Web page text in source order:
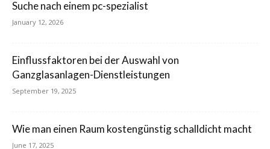
Suche nach einem pc-spezialist
January 12, 2026
Einflussfaktoren bei der Auswahl von
Ganzglasanlagen-Dienstleistungen
September 19, 2025
Wie man einen Raum kostengünstig schalldicht macht
June 17, 2025